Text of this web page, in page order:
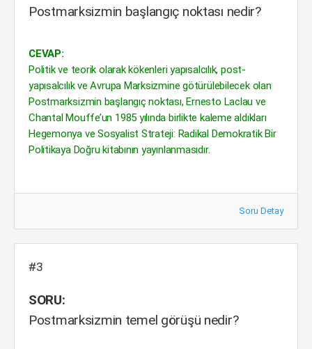
Postmarksizmin başlangıç noktası nedir?
CEVAP:
Politik ve teorik olarak kökenleri yapısalcılık, post-
yapısalcılık ve Avrupa Marksizmine götürülebilecek olan
Postmarksizmin başlangıç noktası, Ernesto Laclau ve
Chantal Mouffe’un 1985 yılında birlikte kaleme aldıkları
Hegemonya ve Sosyalist Strateji: Radikal Demokratik Bir
Politikaya Doğru kitabının yayınlanmasıdır.
Soru Detay
#3
SORU:
Postmarksizmin temel görüşü nedir?